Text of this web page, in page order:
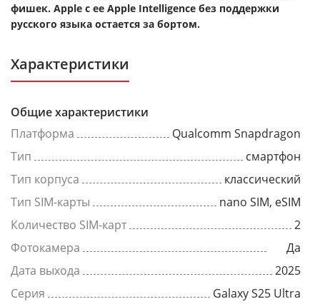
фишек. Apple с ее Apple Intelligence без поддержки
русского языка остается за бортом.
Характеристики
Общие характеристики
Платформа
Qualcomm Snapdragon
Тип
смартфон
Тип корпуса
классический
Тип SIM-карты
nano SIM, eSIM
Количество SIM-карт
2
Фотокамера
Да
Дата выхода
2025
Серия
Galaxy S25 Ultra